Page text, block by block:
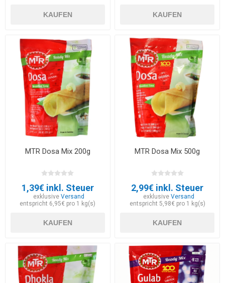
KAUFEN KAUFEN
MTR Dosa Mix 200g
1,39€ inkl. Steuer
exklusiveVersand
entspricht 6,95€ pro 1 kg(s)
KAUFEN
MTR Dosa Mix 500g
2,99€ inkl. Steuer
exklusive Versand
entspricht 5,98€ pro 1 kg(s)
KAUFEN